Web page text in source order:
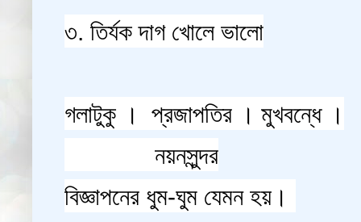
৩. তির্যক দাগ খোলে ভালো
গলাটুকু । প্রজাপতির । মুখবন্ধে ।
নয়নসুন্দর
বিজ্ঞাপনের ধুম-ঘুম যেমন হয়।